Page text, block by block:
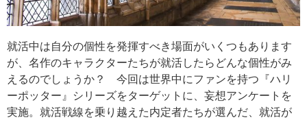
就活中は自分の個性を発揮すべき場面がいくつもあります
が、名作のキャラクターたちが就活したらどんな個性がみ
えるのでしょうか？ 今回は世界中にファンを持つ『ハリ
ーポッター』シリーズをターゲットに、妄想アンケートを
実施。就活戦線を乗り越えた内定者たちが選んだ、就活が